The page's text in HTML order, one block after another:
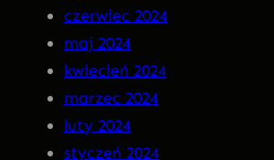
czerwiec 2024
maj 2024
kwiecień 2024
marzec 2024
luty 2024
styczeń 2024